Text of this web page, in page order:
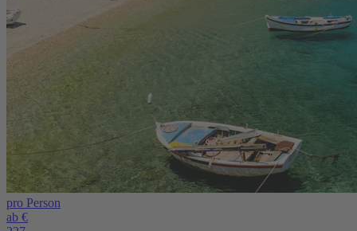
pro Person
ab €